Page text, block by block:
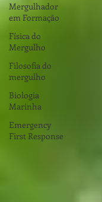
Mergulhador
em Formação
Física do
Mergulho
Filosofia do
mergulho
Biologia
Marinha
Emergency
First Response